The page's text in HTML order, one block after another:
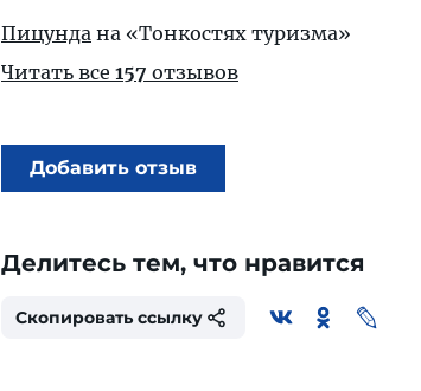
Пицунда на «Тонкостях туризма»
Читать все 157 отзывов
Добавить отзыв
Делитесь тем, что нравится
Скопировать ссылку